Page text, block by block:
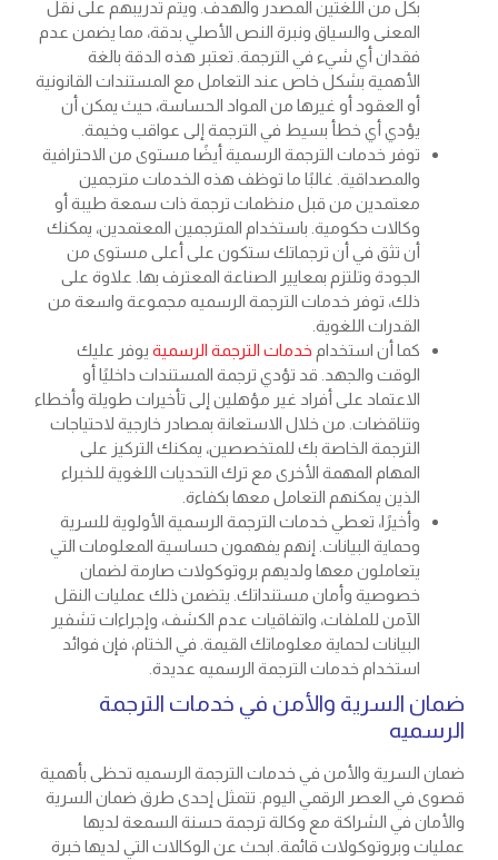
بكل من اللغتين المصدر والهدف. ويتم تدريبهم على نقل
المعنى والسياق ونبرة النص الأصلي بدقة، مما يضمن عدم
فقدان أي شيء في الترجمة. تعتبر هذه الدقة بالغة
الأهمية بشكل خاص عند التعامل مع المستندات القانونية
أو العقود أو غيرها من المواد الحساسة، حيث يمكن أن
يؤدي أي خطأ بسيط في الترجمة إلى عواقب وخيمة.
توفر خدمات الترجمة الرسمية أيضًا مستوى من الاحترافية
والمصداقية. غالبًا ما توظف هذه الخدمات مترجمين
معتمدين من قبل منظمات ترجمة ذات سمعة طيبة أو
وكالات حكومية. باستخدام المترجمين المعتمدين، يمكنك
أن تثق في أن ترجماتك ستكون على أعلى مستوى من
الجودة وتلتزم بمعايير الصناعة المعترف بها. علاوة على
ذلك، توفر خدمات الترجمة الرسميه مجموعة واسعة من
القدرات اللغوية.
كما أن استخدام خدمات الترجمة الرسمية يوفر عليك
الوقت والجهد. قد تؤدي ترجمة المستندات داخليًا أو
الاعتماد على أفراد غير مؤهلين إلى تأخيرات طويلة وأخطاء
وتناقضات. من خلال الاستعانة بمصادر خارجية لاحتياجات
الترجمة الخاصة بك للمتخصصين، يمكنك التركيز على
المهام المهمة الأخرى مع ترك التحديات اللغوية للخبراء
الذين يمكنهم التعامل معها بكفاءة.
وأخيرًا، تعطي خدمات الترجمة الرسمية الأولوية للسرية
وحماية البيانات. إنهم يفهمون حساسية المعلومات التي
يتعاملون معها ولديهم بروتوكولات صارمة لضمان
خصوصية وأمان مستنداتك. يتضمن ذلك عمليات النقل
الآمن للملفات، واتفاقيات عدم الكشف، وإجراءات تشفير
البيانات لحماية معلوماتك القيمة. في الختام، فإن فوائد
استخدام خدمات الترجمة الرسميه عديدة.
ضمان السرية والأمن في خدمات الترجمة
الرسميه
ضمان السرية والأمن في خدمات الترجمة الرسميه تحظى بأهمية
قصوى في العصر الرقمي اليوم. تتمثل إحدى طرق ضمان السرية
والأمان في الشراكة مع وكالة ترجمة حسنة السمعة لديها
عمليات وبروتوكولات قائمة. ابحث عن الوكالات التي لديها خبرة